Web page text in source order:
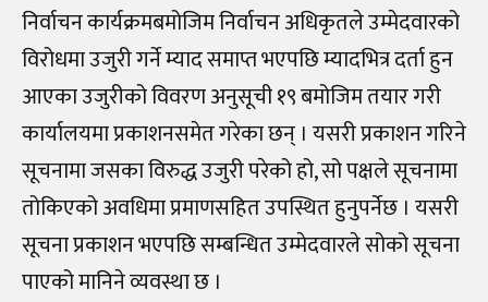
निर्वाचन कार्यक्रमबमोजिम निर्वाचन अधिकृतले उम्मेदवारको
विरोधमा उजुरी गर्ने म्याद समाप्त भएपछि म्यादभित्र दर्ता हुन
आएका उजुरीको विवरण अनुसूची १९ बमोजिम तयार गरी
कार्यालयमा प्रकाशनसमेत गरेका छन् । यसरी प्रकाशन गरिने
सूचनामा जसका विरुद्ध उजुरी परेको हो, सो पक्षले सूचनामा
तोकिएको अवधिमा प्रमाणसहित उपस्थित हुनुपर्नेछ । यसरी
सूचना प्रकाशन भएपछि सम्बन्धित उम्मेदवारले सोको सूचना
पाएको मानिने व्यवस्था छ ।